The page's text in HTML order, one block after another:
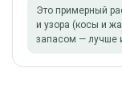
Это примерный
и узора (косы и
запасом — лучше